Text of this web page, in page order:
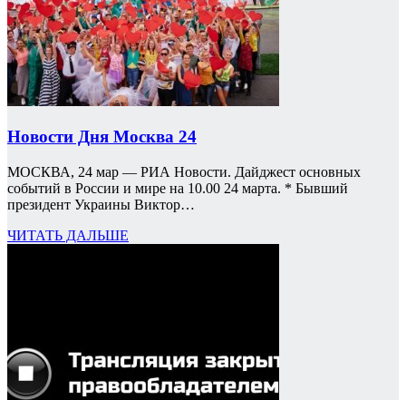
Новости Дня Москва 24
МОСКВА, 24 мар — РИА Новости. Дайджест основных
событий в России и мире на 10.00 24 марта. * Бывший
президент Украины Виктор…
ЧИТАТЬ ДАЛЬШЕ